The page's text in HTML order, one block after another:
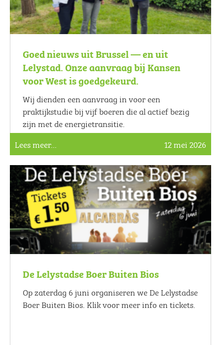
Goed nieuws uit Brussel — en uit
Lelystad. Onze aanvraag bij Kansen
voor West is goedgekeurd.
Wij dienden een aanvraag in voor een
praktijkstudie bij vijf boeren die al actief bezig
zijn met de energietransitie.
Lees meer...
12 mei 2026
De Lelystadse Boer Buiten Bios
Op zaterdag 6 juni organiseren we De Lelystadse
Boer Buiten Bios. Klik voor meer info en tickets.